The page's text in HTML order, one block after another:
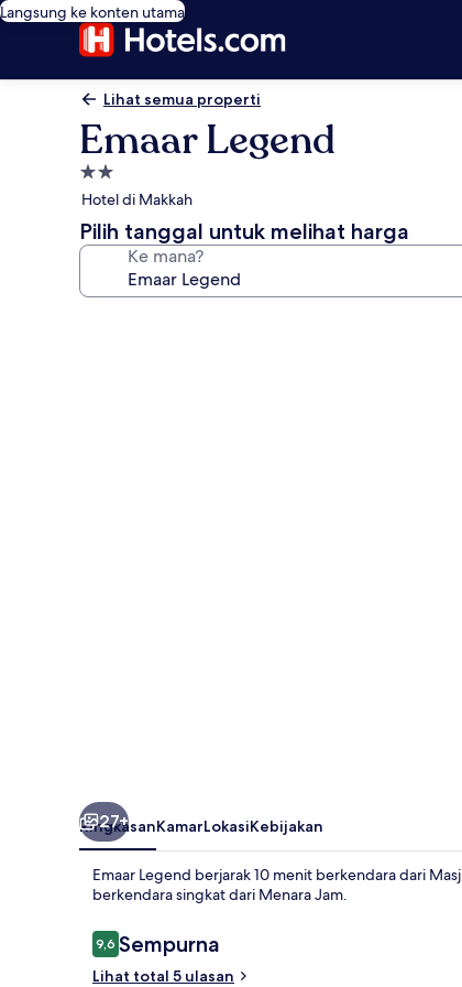
Langsung ke konten utama
Lihat semua properti
Emaar Legend
Properti
bintang
2.0
Hotel di Makkah
Pilih tanggal untuk melihat harga
Ke mana?
27+
RingkasanKamarLokasiKebijakan
Emaar Legend berjarak 10 menit berkendara dari
berkendara singkat dari Menara Jam.
Ulasan
9,69,6 dari 10
Sempurna
Lihat total 5 ulasan